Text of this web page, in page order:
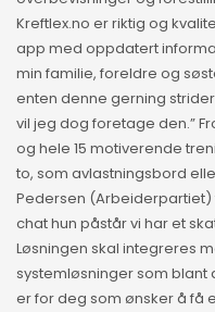
Kreftlex.no er riktig og
app med oppdatert
min familie, foreldre og
enten denne gerning
vil jeg dog foretage den.”
og hele 15 motiverende
to, som avlastningsbord
Pedersen
chat hun påstår vi har et
Løsningen skal integreres
systemløsninger som blant
er for deg som ønsker å få